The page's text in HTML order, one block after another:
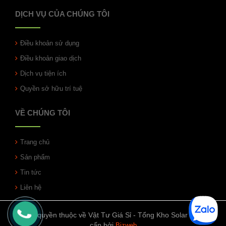
DỊCH VỤ CỦA CHÚNG TÔI
Điều khoản sử dụng
Điều khoản giao dịch
Dịch vụ tiện ích
Quyền sở hữu trí tuệ
VỀ CHÚNG TÔI
Trang chủ
Sản phẩm
Tin tức
Liên hệ
© Bản quyền thuộc về Vật Tư Giá Sỉ - Tổng Kho Solar | Cung